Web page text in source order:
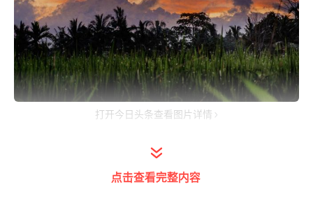
打开今日头条查看图片详情
一、现在势利眼的人越来越多，你有用的时候
就会多看你几眼，你没用的时候，人缘自然而
点击查看完整内容